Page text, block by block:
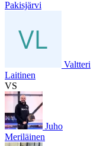
Pakisjärvi
Valtteri
Laitinen
VS
Juho
Meriläinen